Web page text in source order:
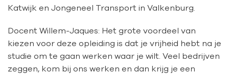
Katwijk en Jongeneel Transport in Valkenburg.
Docent Willem-Jaques: Het grote voordeel van
kiezen voor deze opleiding is dat je vrijheid hebt na je
studie om te gaan werken waar je wilt. Veel bedrijven
zeggen, kom bij ons werken en dan krijg je een